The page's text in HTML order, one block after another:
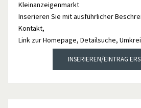
Kleinanzeigenmarkt
Inserieren Sie mit ausführlicher
Kontakt,
Link zur Homepage, Detailsuche,
INSERIEREN/EINTRAG